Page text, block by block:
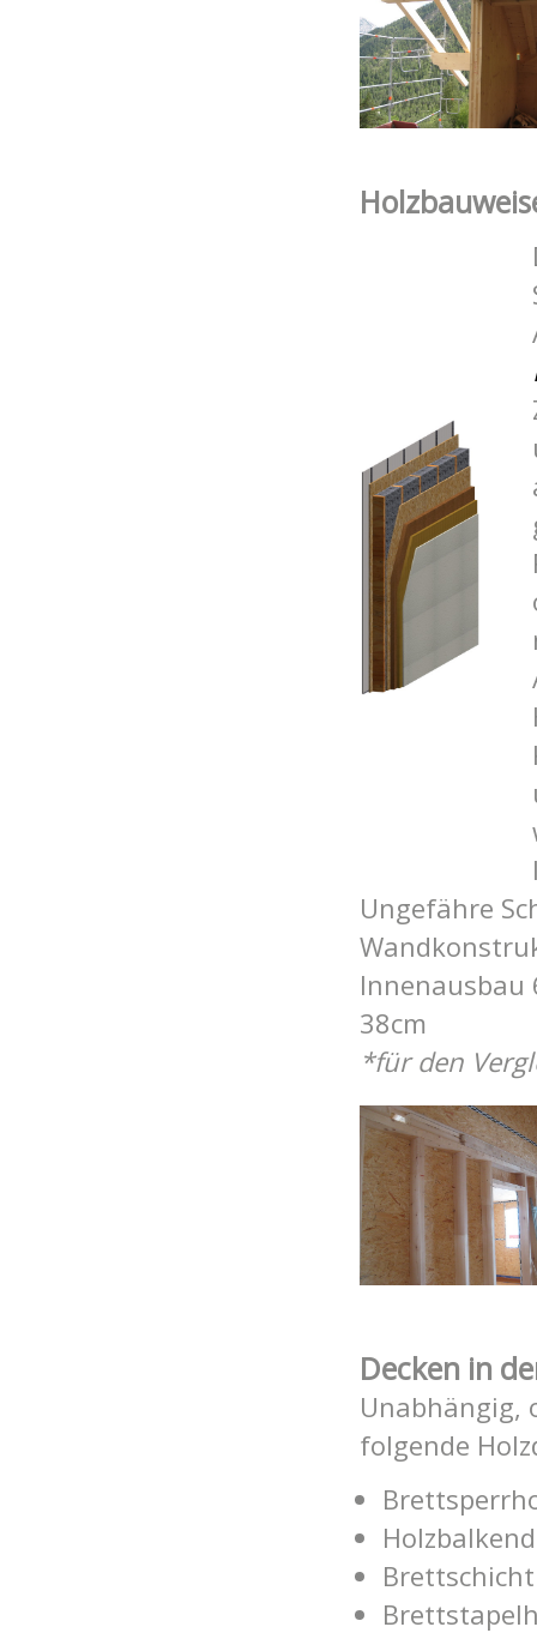
Holz
Ungefähre
Innenausbau
38cm
*für den
Decken in
Unabhängig,
folgende